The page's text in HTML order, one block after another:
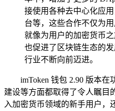
接使用各种去中心化应
台等，这些合作不仅为
就像为用户的加密货币
也促进了区块链生态的
行业不断向前迈进。
imToken 钱包 2.90 版本
建设等方面都取得了令人瞩目
入加密货币领域的新手用户，